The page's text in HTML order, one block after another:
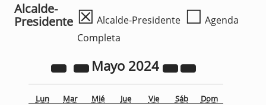
Alcalde-
Presidente ☒ Alcalde-Presidente ☐ Agenda
Completa
Mayo 2024
Lun Mar Mié Jue Vie Sáb Dom